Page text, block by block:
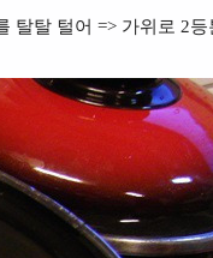
탈탈 털어 => 가위로 2등